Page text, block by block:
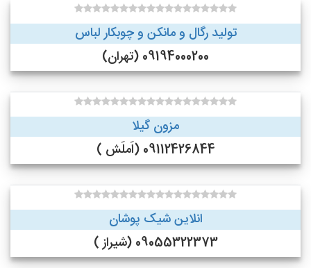
تولید رگال و مانکن و چوبکار لباس
09194000200 (تهران)
مزون گیلا
09112426844 (اَملَش )
انلاین شیک پوشان
09055322373 (شیراز )